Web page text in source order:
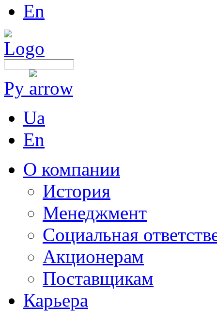
En
Ру
Ua
En
О компании
История
Менеджмент
Социальная
Акционерам
Поставщикам
Карьера